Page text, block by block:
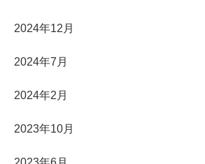
2024年12月
2024年7月
2024年2月
2023年10月